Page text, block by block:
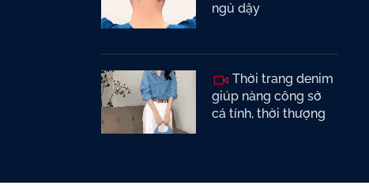
ngủ dậy
Thời trang denim
giúp nàng công sở
cá tính, thời thượng